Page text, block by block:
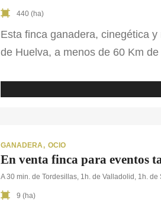
440 (ha)
Esta finca ganadera, cinegética
de Huelva, a menos de 60 Km
parte de la propiedad está
GANADERA OCIO
A 30 min. de Tordesillas, 1h. de Valladolid, 1h. de
9 (ha)